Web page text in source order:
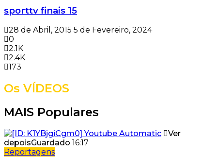
sporttv finais 15
28 de Abril, 2015 5 de Fevereiro, 2024
0
2.1K
2.4K
173
Os VÍDEOS
MAIS Populares
Ver
depoisGuardado 16:17
Reportagens